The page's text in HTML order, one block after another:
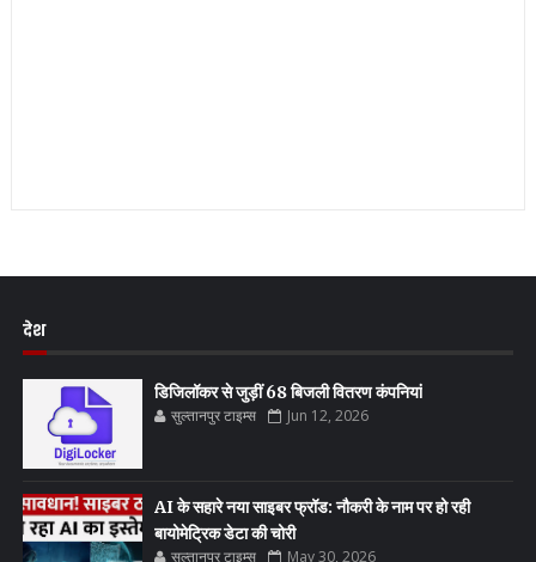
देश
डिजिलॉकर से जुड़ीं 68 बिजली वितरण कंपनियां
सुल्तानपुर टाइम्स Jun 12, 2026
AI के सहारे नया साइबर फ्रॉड: नौकरी के नाम पर हो रही
बायोमेट्रिक डेटा की चोरी
सुल्तानपुर टाइम्स May 30, 2026